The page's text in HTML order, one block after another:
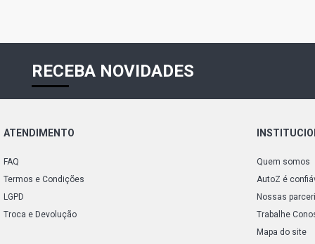
RECEBA NOVIDADES
ATENDIMENTO
FAQ
Termos e Condições
LGPD
Troca e Devolução
Quem somos
AutoZ é
Nossas
Trabalhe
Mapa do site